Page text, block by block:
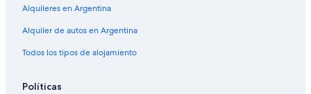
Alquileres en Argentina
Alquiler de autos en Argentina
Todos los tipos de alojamiento
Políticas